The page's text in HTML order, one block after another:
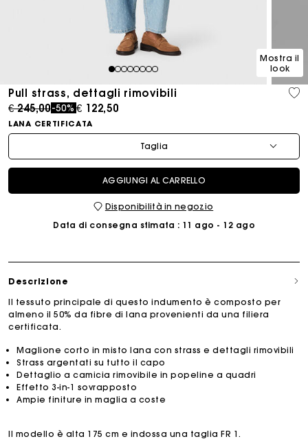
12345678
Mostra il
look
Pull strass, dettagli rimovibili
Price reduced from
€ 245,00to
-50% € 122,50
LANA CERTIFICATA
Taglia
AGGIUNGI AL CARRELLO
Disponibilità in negozio
Data di consegna stimata : 11 ago - 12 ago
Descrizione
Il tessuto principale di questo indumento è composto per
almeno il 50% da fibre di lana provenienti da una filiera
certificata.
Maglione corto in misto lana con strass e dettagli rimovibili
Strass argentati su tutto il capo
Dettaglio a camicia rimovibile in popeline a quadri
Effetto 3-in-1 sovrapposto
Ampie finiture in maglia a coste
Il modello è alta 175 cm e indossa una taglia FR 1.